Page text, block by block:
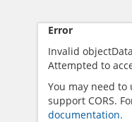
Error
Invalid
Attempted to
You may need
support CORS.
documentation.